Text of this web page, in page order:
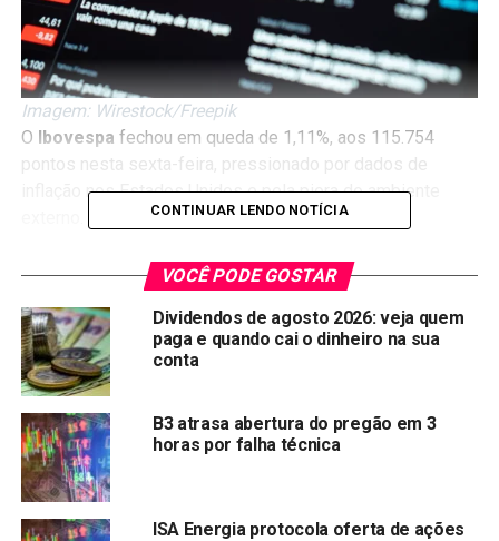
Imagem: Wirestock/Freepik
O Ibovespa fechou em queda de 1,11%, aos 115.754
pontos nesta sexta-feira, pressionado por dados de
inflação nos Estados Unidos e pela piora do ambiente
A inflação nos Estados Unidos subiu 0,4% em setembro, o
que renovou temores de que o Fed continue a aumentar os
juros. Isso pode prejudicar o crescimento econômico, o
que é ruim para as empresas brasileiras.
Confiras as ações que mais subiram e mais caíram na
semana:
AÇÃO ÚLTIMO (R$)
RRRP3 R$ 32,31
CONTINUAR LENDO NOTÍCIA
VOCÊ PODE GOSTAR
Dividendos de agosto 2026: veja quem
paga e quando cai o dinheiro na sua
conta
B3 atrasa abertura do pregão em 3
horas por falha técnica
ISA Energia protocola oferta de ações